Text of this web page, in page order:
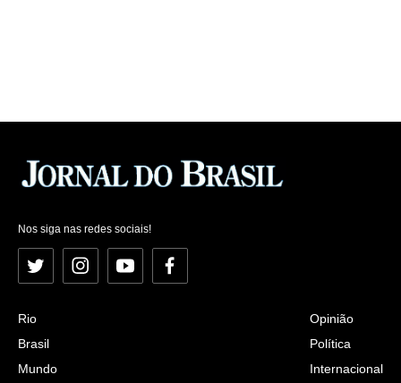
Nos siga nas redes sociais!
Twitter InstagramYouTubeFacebook
Rio
Brasil
Mundo
Opinião
Política
Internacional